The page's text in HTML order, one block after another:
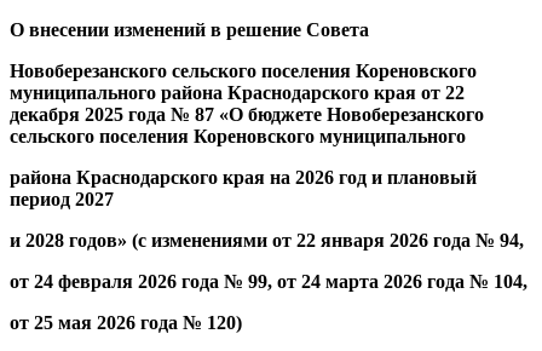
О внесении изменений в решение Совета
Новоберезанского сельского поселения Кореновского
муниципального района Краснодарского края от 22
декабря 2025 года № 87 «О бюджете Новоберезанского
сельского поселения Кореновского муниципального
района Краснодарского края на 2026 год и плановый
период 2027
и 2028 годов» (с изменениями от 22 января 2026 года № 94,
от 24 февраля 2026 года № 99, от 24 марта 2026 года № 104,
от 25 мая 2026 года № 120)